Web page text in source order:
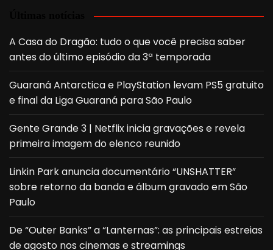
A Casa do Dragão: tudo o que você precisa saber
antes do último episódio da 3ª temporada
Guaraná Antarctica e PlayStation levam PS5 gratuito
e final da Liga Guaraná para São Paulo
Gente Grande 3 | Netflix inicia gravações e revela
primeira imagem do elenco reunido
Linkin Park anuncia documentário “UNSHATTER”
sobre retorno da banda e álbum gravado em São
Paulo
De “Outer Banks” a “Lanternas”: as principais estreias
de agosto nos cinemas e streamings